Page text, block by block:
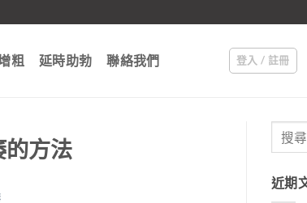
粗 延時助勃 聯絡我們 登入 / 註冊
的方法
近期